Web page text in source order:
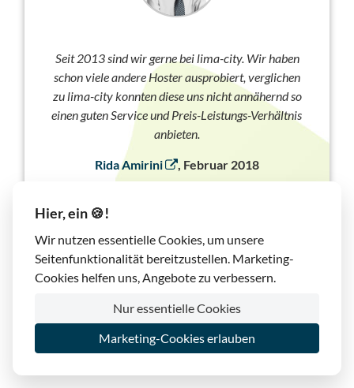
Seit 2013 sind wir gerne bei lima-city. Wir haben
schon viele andere Hoster ausprobiert, verglichen
zu lima-city konnten diese uns nicht annähernd so
einen guten Service und Preis-Leistungs-Verhältnis
anbieten.
Rida Amirini , Februar 2018
Hier, ein 🍪!
Wir nutzen essentielle Cookies, um unsere
Seitenfunktionalität bereitzustellen. Marketing-
Cookies helfen uns, Angebote zu verbessern.
Nur essentielle Cookies
Marketing-Cookies erlauben